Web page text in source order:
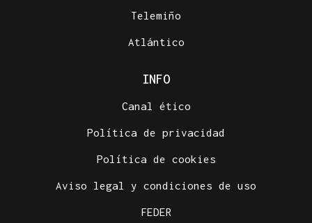
Telemiño
Atlántico
INFO
Canal ético
Política de privacidad
Política de cookies
Aviso legal y condiciones de uso
FEDER